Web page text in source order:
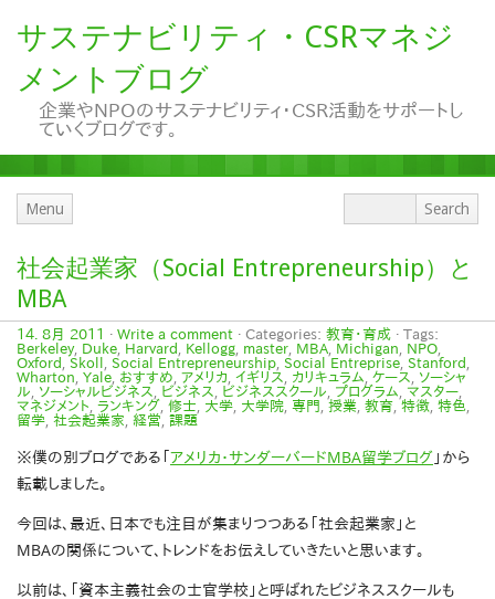
サステナビリティ・CSRマネジ
メントブログ
企業やNPOのサステナビリティ・CSR活動をサポートし
ていくブログです。
Menu
社会起業家（Social Entrepreneurship）と
MBA
14. 8月 2011 · Write a comment · Categories: 教育・育成 · Tags:
Berkeley, Duke Harvard Kellogg master MBA Michigan NPO
Oxford
Skoll Social Entrepreneurship Social Entreprise Stanford
Wharton
Yale おすすめ アメリカ イギリス カリキュラム ケース
ソーシャ
ル
ソーシャルビジネス ビジネス ビジネススクール プログラム マスター
マネジメント
ランキング 修士 大学 大学院 専門 授業 教育 特徴 特色
留学 社会起業家 経営 課題
※僕の別ブログである「 アメリカ・サンダーバードMBA留学ブログ 」から
転載しました。
今回は、最近、日本でも注目が集まりつつある「社会起業家」と
MBAの関係について、トレンドをお伝えしていきたいと思います。
以前は、「資本主義社会の士官学校」と呼ばれたビジネススクールも